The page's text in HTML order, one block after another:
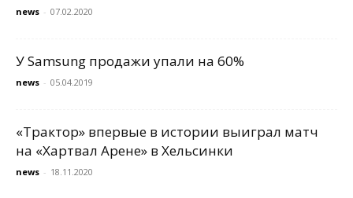
news - 07.02.2020
У Samsung продажи упали на 60%
news - 05.04.2019
«Трактор» впервые в истории выиграл матч
на «Хартвал Арене» в Хельсинки
news - 18.11.2020